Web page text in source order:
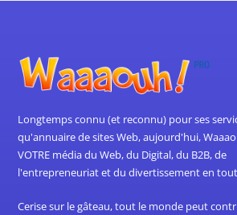
Longtemps connu (et reconnu) pour ses
qu'annuaire de sites Web, aujourd'hui,
VOTRE média du Web, du Digital, du B2B, de
l'entrepreneuriat et du divertissement en
Cerise sur le gâteau, tout le monde peut